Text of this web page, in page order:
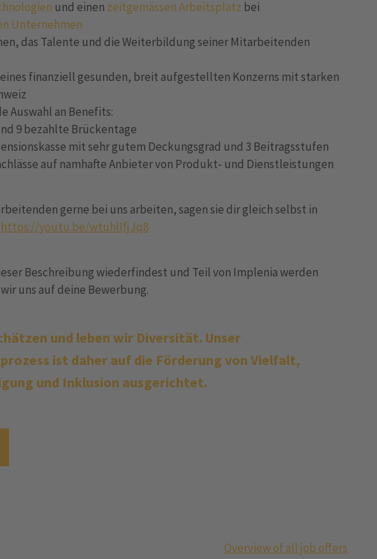
und einen zeitgemässen Arbeitsplatz bei
Unternehmen
das Talente und die Weiterbildung seiner Mitarbeitenden
finanziell gesunden, breit aufgestellten Konzerns mit starken
Auswahl an Benefits:
9 bezahlte Brückentage
mit sehr gutem Deckungsgrad und 3 Beitragsstufen
auf namhafte Anbieter von Produkt- und Dienstleistungen
gerne bei uns arbeiten, sagen sie dir gleich selbst in
https://youtu.be/wtuhlIfjJq8
Beschreibung wiederfindest und Teil von Implenia werden
uns auf deine Bewerbung.
und leben wir Diversität. Unser
ist daher auf die Förderung von Vielfalt,
und Inklusion ausgerichtet.
Overview of all job offers